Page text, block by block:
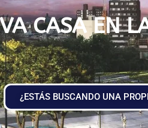
CASA EN
¿ESTÁS BUSCANDO UNA